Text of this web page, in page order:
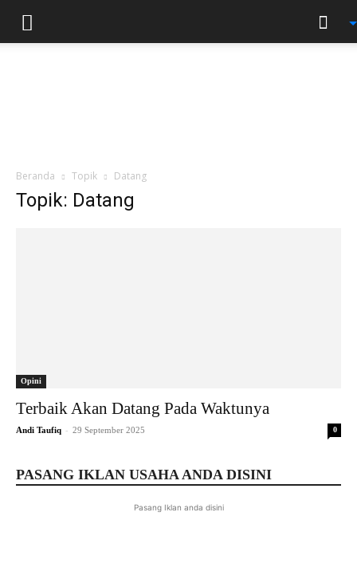
Beranda Topik Datang
Topik: Datang
Opini
Terbaik Akan Datang Pada Waktunya
Andi Taufiq - 29 September 2025 0
PASANG IKLAN USAHA ANDA DISINI
Pasang Iklan anda disini